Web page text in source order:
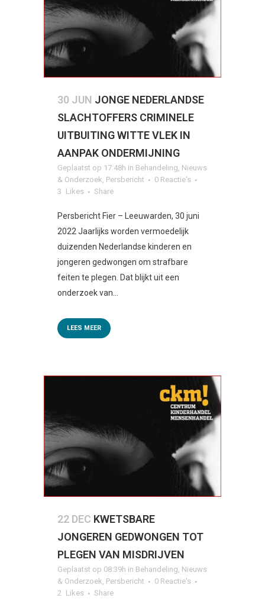
30 JUN JONGE NEDERLANDSE
SLACHTOFFERS CRIMINELE
UITBUITING WITTE VLEK IN
AANPAK ONDERMIJNING
Geplaatst op 17:48h in Behandeling, Nieuws
& Onderzoek, Persbericht
0 Reactie's
3 Likes Share
Persbericht Fier – Leeuwarden, 30 juni
2022 Jaarlijks worden vermoedelijk
duizenden Nederlandse kinderen en
jongeren gedwongen om strafbare
feiten te plegen. Dat blijkt uit een
onderzoek van...
LEES MEER
22 DEC KWETSBARE
JONGEREN GEDWONGEN TOT
PLEGEN VAN MISDRIJVEN
Geplaatst op 08:39h in Behandeling Nieuws
& Onderzoek Persbericht
0 Reactie's
2 Likes Share